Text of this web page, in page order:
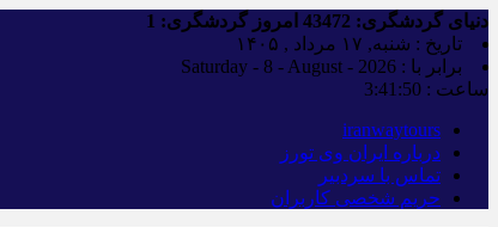
دنیای گردشگری: امروز گردشگری:
تاریخ : شنبه, ۱۷ مرداد , ۱۴۰۵
برابر با : Saturday - 8 - August - 2026
ساعت : 3:41:51
iranwaytours
درباره ایران وی تورز
تماس با سردبیر
حریم شخصی کاربران